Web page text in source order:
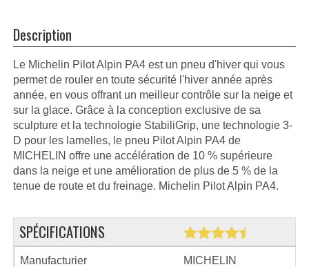
Description
Le Michelin Pilot Alpin PA4 est un pneu d'hiver qui vous
permet de rouler en toute sécurité l'hiver année après
année, en vous offrant un meilleur contrôle sur la neige et
sur la glace. Grâce à la conception exclusive de sa
sculpture et la technologie StabiliGrip, une technologie 3-
D pour les lamelles, le pneu Pilot Alpin PA4 de
MICHELIN offre une accélération de 10 % supérieure
dans la neige et une amélioration de plus de 5 % de la
tenue de route et du freinage. Michelin Pilot Alpin PA4.
SPÉCIFICATIONS
Manufacturier MICHELIN